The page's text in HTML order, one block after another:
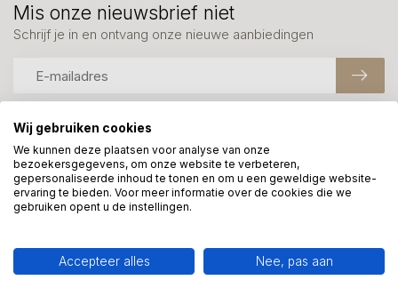
Meer informatie?
We helpen graag met uw keuze of geven advies, bel of app
ons 7 dagen per week: 06-23643267
Mis onze nieuwsbrief niet
Schrijf je in en ontvang onze nieuwe aanbiedingen
Wij gebruiken cookies
We kunnen deze plaatsen voor analyse van onze
bezoekersgegevens, om onze website te verbeteren,
gepersonaliseerde inhoud te tonen en om u een geweldige website-
ervaring te bieden. Voor meer informatie over de cookies die we
gebruiken opent u de instellingen.
Accepteer alles Nee, pas aan